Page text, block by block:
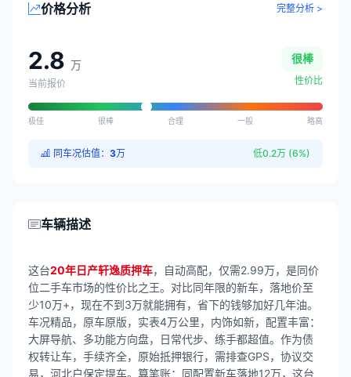
价格分析 完整分析 >
2.8 万
当前报价
很棒
性价比
极佳 很棒 合理 一般 略高
同车况估值： 3万 低0.2万 (6%)
车辆描述
这台20年日产轩逸质押车，自动高配，仅需2.99万，是同价
位二手车市场的性价比之王。对比同年限的新车，落地价至
少10万+，现在不到3万就能拥有，省下的钱够加好几年油。
车况精品，原车原版，实表4万公里，内饰如新，配置丰富：
大屏导航、多功能方向盘，日常代步、练手都超值。作为债
权转让车，手续齐全，原始抵押银行，需排查GPS，协议交
易，河北户保定提车。算笔账：同配置新车落地12万，这台